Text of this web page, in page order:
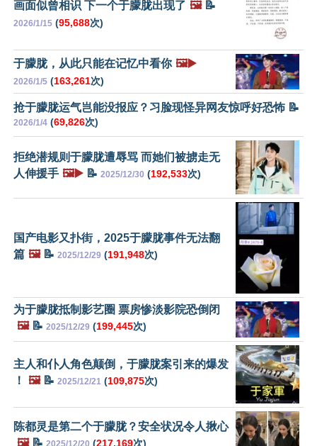
画面似曾相识 下一个于朦胧出现了 🖼️📝
2026/1/15 (95,688次)
于朦胧，从此只能在记忆中看你 🖼️▶️
2026/1/5 (163,261次)
抢于朦胧运气岂能没报应？习脸现怪异网友惊呼好恐怖 📝
2026/1/4 (69,826次)
拒绝潜规则于朦胧遭辱骂 而她们被掳走无
人伸援手 🖼️▶️ 📝 2025/12/30 (192,533次)
国产电影又扑街，2025于朦胧事件无法翻
篇 🖼️📝 2025/12/29 (191,948次)
为于朦胧抵制影艺圈 票房惨淡影院恐倒闭
🖼️📝 2025/12/29 (199,445次)
主人和仆人角色颠倒，于朦胧案引来的爆发
！
🖼️📝 2025/12/21 (109,875次)
陈都灵是第二个于朦胧？安全状况令人揪心
🖼️📝 2025/12/20 (217,169次)